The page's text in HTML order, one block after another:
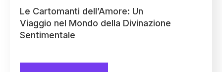
Le Cartomanti dell’Amore: Un
Viaggio nel Mondo della Divinazione
Sentimentale